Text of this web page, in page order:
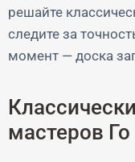
решайте
следите за
момент — доска
мастеров Го